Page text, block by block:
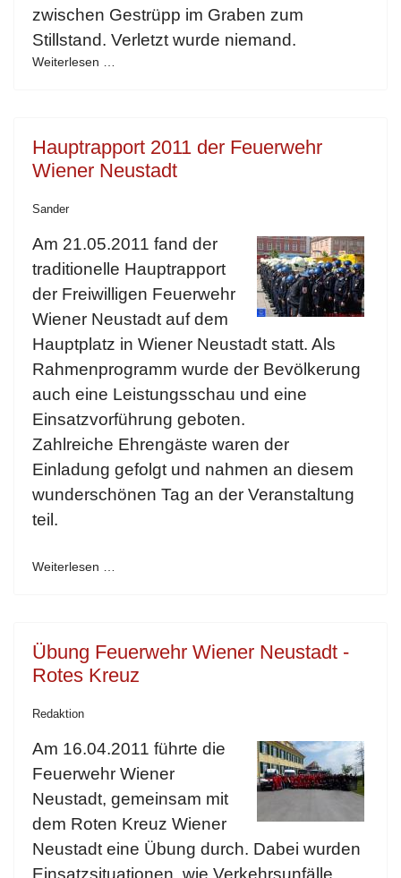
zwischen Gestrüpp im Graben zum
Stillstand. Verletzt wurde niemand.
Weiterlesen …
Hauptrapport 2011 der Feuerwehr
Wiener Neustadt
Sander
Am 21.05.2011 fand der
traditionelle Hauptrapport
der Freiwilligen Feuerwehr
Wiener Neustadt auf dem
Hauptplatz in Wiener Neustadt statt. Als
Rahmenprogramm wurde der Bevölkerung
auch eine Leistungsschau und eine
Einsatzvorführung geboten.
Zahlreiche Ehrengäste waren der
Einladung gefolgt und nahmen an diesem
wunderschönen Tag an der Veranstaltung
teil.
Weiterlesen …
Übung Feuerwehr Wiener Neustadt -
Rotes Kreuz
Redaktion
Am 16.04.2011 führte die
Feuerwehr Wiener
Neustadt, gemeinsam mit
dem Roten Kreuz Wiener
Neustadt eine Übung durch. Dabei wurden
Einsatzsituationen, wie Verkehrsunfälle,